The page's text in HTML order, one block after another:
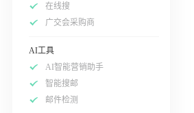
在线搜
广交会采购商
AI工具
AI智能营销助手
智能搜邮
邮件检测